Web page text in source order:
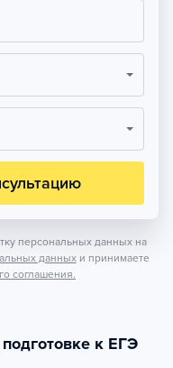
персональных данных на
данных и принимаете
соглашения.
к ЕГЭ